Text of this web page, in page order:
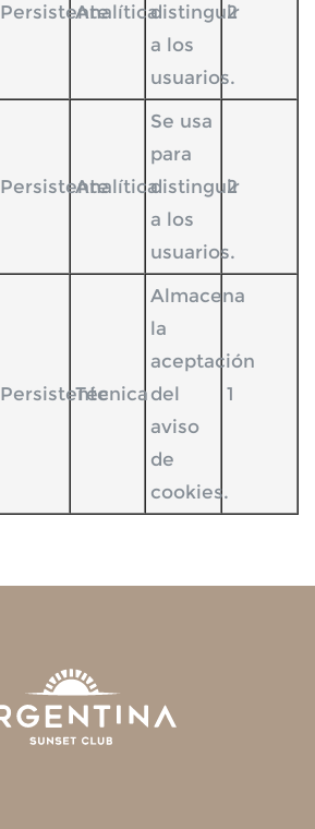
PersistenteAnalíticadistinguir
a los
usuarios.
2
PersistenteAnalítica
Se usa
para
distinguir
a los
usuarios.
2
PersistenteTécnica
Almacena
la
aceptación
del
aviso
de
cookies.
1